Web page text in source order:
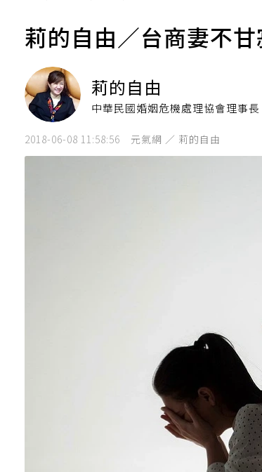
莉的自由／台商妻不
莉的自由
中華民國婚姻危機處理協會理事長
2018-06-08 11:58:56 元氣網 ／ 莉的自由